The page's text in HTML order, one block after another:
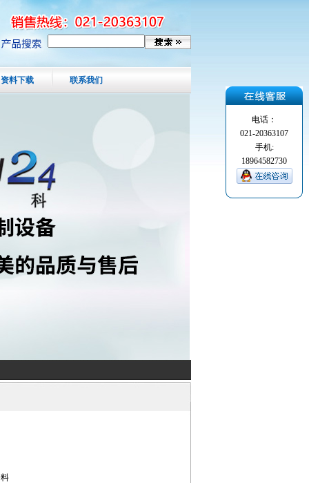
资料下载 联系我们
电话：
021-20363107
手机:
18964582730